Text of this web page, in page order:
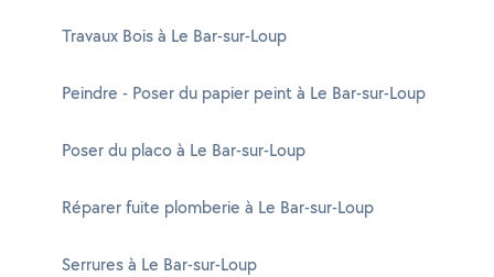
Travaux Bois à Le Bar-sur-Loup
Peindre - Poser du papier peint à Le Bar-sur-Loup
Poser du placo à Le Bar-sur-Loup
Réparer fuite plomberie à Le Bar-sur-Loup
Serrures à Le Bar-sur-Loup